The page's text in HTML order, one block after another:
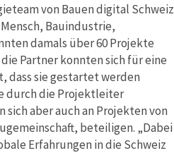
von Bauen digital Schweiz
Bauindustrie,
damals über 60 Projekte
Partner konnten sich für eine
dass sie gestartet werden
durch die Projektleiter
sich aber auch an Projekten von
beteiligen. „Dabei
Erfahrungen in die Schweiz